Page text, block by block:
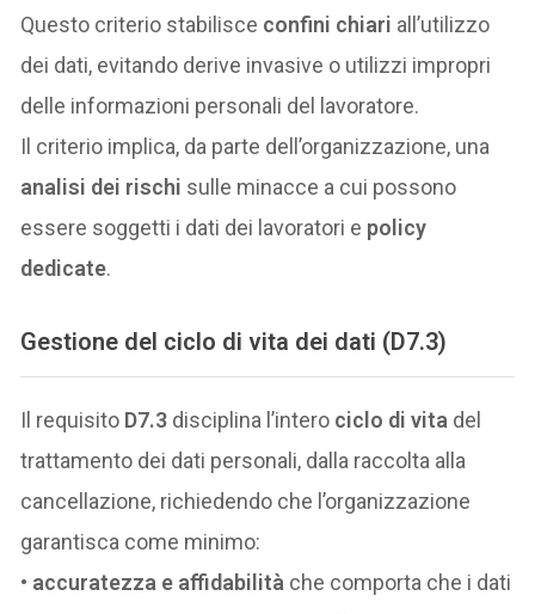
Questo criterio stabilisce confini chiari all’utilizzo
dei dati, evitando derive invasive o utilizzi impropri
delle informazioni personali del lavoratore.
Il criterio implica, da parte dell’organizzazione, una
analisi dei rischi sulle minacce a cui possono
essere soggetti i dati dei lavoratori e policy
dedicate.
Gestione del ciclo di vita dei dati (D7.3)
Il requisito D7.3 disciplina l’intero ciclo di vita del
trattamento dei dati personali, dalla raccolta alla
cancellazione, richiedendo che l’organizzazione
garantisca come minimo:
• accuratezza e affidabilità che comporta che i dati